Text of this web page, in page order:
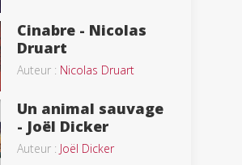
Cinabre - Nicolas
Druart
Auteur : Nicolas Druart
Un animal sauvage
- Joël Dicker
Auteur : Joël Dicker